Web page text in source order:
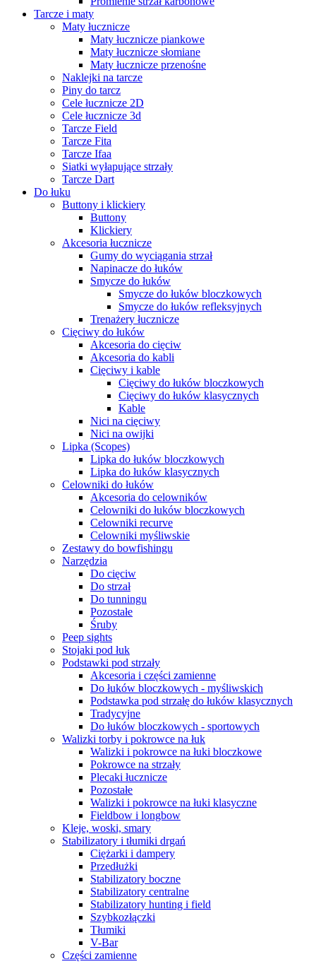
Tarcze i maty
Maty łucznicze
Maty łucznicze piankowe
Maty łucznicze słomiane
Maty łucznicze przenośne
Naklejki na tarcze
Piny do tarcz
Cele łucznicze 2D
Cele łucznicze 3d
Tarcze Field
Tarcze Fita
Tarcze Ifaa
Siatki wyłapujące strzały
Tarcze Dart
Do łuku
Buttony i klickiery
Buttony
Klickiery
Akcesoria łucznicze
Gumy do wyciągania strzał
Napinacze do łuków
Smycze do łuków
Smycze do łuków bloczkowych
Smycze do łuków refleksyjnych
Trenażery łucznicze
Cięciwy do łuków
Akcesoria do cięciw
Akcesoria do kabli
Cięciwy i kable
Cięciwy do łuków bloczkowych
Cięciwy do łuków klasycznych
Kable
Nici na cięciwy
Nici na owijki
Lipka (Scopes)
Lipka do łuków bloczkowych
Lipka do łuków klasycznych
Celowniki do łuków
Akcesoria do celowników
Celowniki do łuków bloczkowych
Celowniki recurve
Celowniki myśliwskie
Zestawy do bowfishingu
Narzędzia
Do cięciw
Do strzał
Do tunningu
Pozostałe
Śruby
Peep sights
Stojaki pod łuk
Podstawki pod strzały
Akcesoria i części zamienne
Do łuków bloczkowych - myśliwskich
Podstawka pod strzałę do łuków klasycznych
Tradycyjne
Do łuków bloczkowych - sportowych
Walizki torby i pokrowce na łuk
Walizki i pokrowce na łuki bloczkowe
Pokrowce na strzały
Plecaki łucznicze
Pozostałe
Walizki i pokrowce na łuki klasyczne
Fieldbow i longbow
Kleje, woski, smary
Stabilizatory i tłumiki drgań
Ciężarki i dampery
Przedłużki
Stabilizatory boczne
Stabilizatory centralne
Stabilizatory hunting i field
Szybkozłączki
Tłumiki
V-Bar
Części zamienne